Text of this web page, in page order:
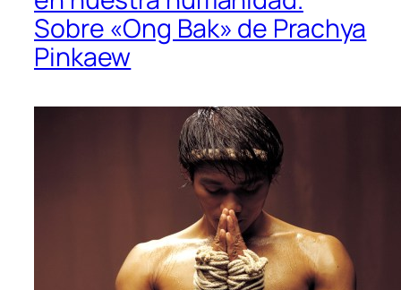
Sobre «Ong Bak» de Prachya
Pinkaew